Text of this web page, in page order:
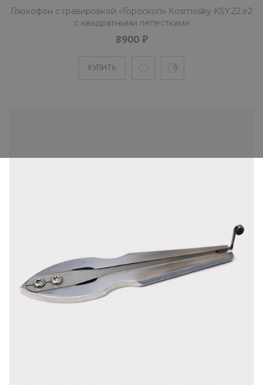
Глюкофон c гравировкой «Гороскоп» Kosmosky KSY.22.e2
с квадратными лепестками
8900 ₽
КУПИТЬ